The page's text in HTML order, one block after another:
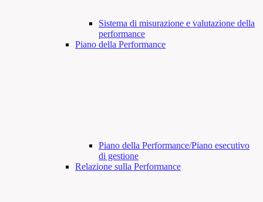
Sistema di misurazione e valutazione della
performance
Piano della Performance
Piano della Performance/Piano esecutivo
di gestione
Relazione sulla Performance